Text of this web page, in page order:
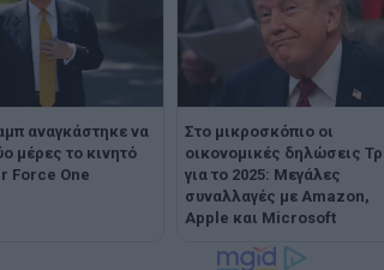
αναγκάστηκε να
μέρες το κινητό
Force One
Στο μικροσκόπιο οι
οικονομικές δηλώσεις
για το 2025: Μεγάλες
συναλλαγές με Amazon,
Apple και Microsoft